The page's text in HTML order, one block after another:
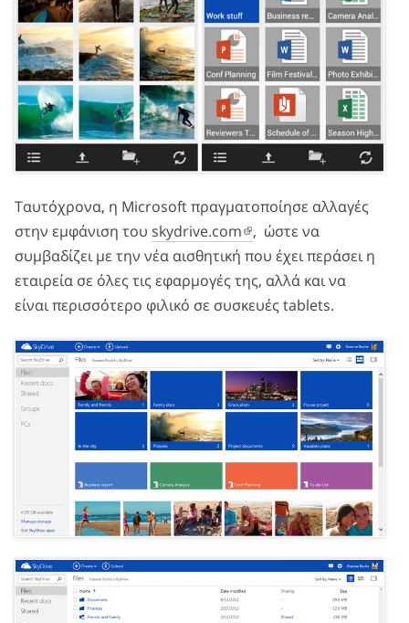
Ταυτόχρονα, η Microsoft πραγματοποίησε αλλαγές
στην εμφάνιση του skydrive.com
, ώστε να
συμβαδίζει με την νέα αισθητική που έχει περάσει η
εταιρεία σε όλες τις εφαρμογές της, αλλά και να
είναι περισσότερο φιλικό σε συσκευές tablets.